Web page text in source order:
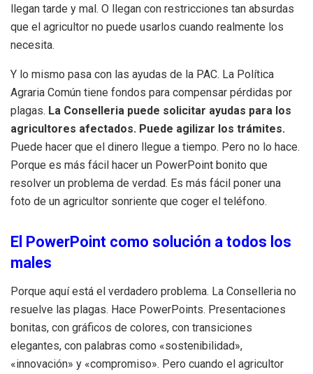
llegan tarde y mal. O llegan con restricciones tan absurdas
que el agricultor no puede usarlos cuando realmente los
necesita.
Y lo mismo pasa con las ayudas de la PAC. La Política
Agraria Común tiene fondos para compensar pérdidas por
plagas. La Conselleria puede solicitar ayudas para los
agricultores afectados. Puede agilizar los trámites.
Puede hacer que el dinero llegue a tiempo. Pero no lo hace.
Porque es más fácil hacer un PowerPoint bonito que
resolver un problema de verdad. Es más fácil poner una
foto de un agricultor sonriente que coger el teléfono.
El PowerPoint como solución a todos los
males
Porque aquí está el verdadero problema. La Conselleria no
resuelve las plagas. Hace PowerPoints. Presentaciones
bonitas, con gráficos de colores, con transiciones
elegantes, con palabras como «sostenibilidad»,
«innovación» y «compromiso». Pero cuando el agricultor